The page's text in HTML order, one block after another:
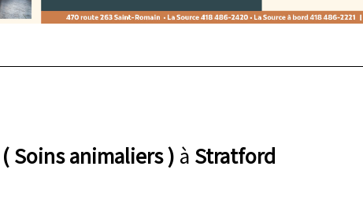
Soins animaliers ) à Stratford